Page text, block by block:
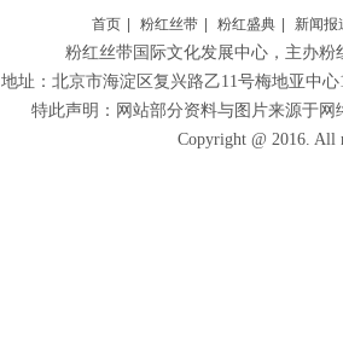
首页 粉红丝带 粉红盛典 新闻报
粉红丝带国际文化发展中心 ，主办
地址：北京市海淀区复兴路乙11号梅地亚中
特此声明：网站部分资料与图片来源于
Copyright @ 2016.